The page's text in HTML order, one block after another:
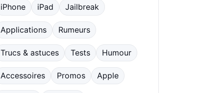
iPhone iPad Jailbreak
Applications Rumeurs
Trucs & astuces Tests Humour
Accessoires Promos Apple